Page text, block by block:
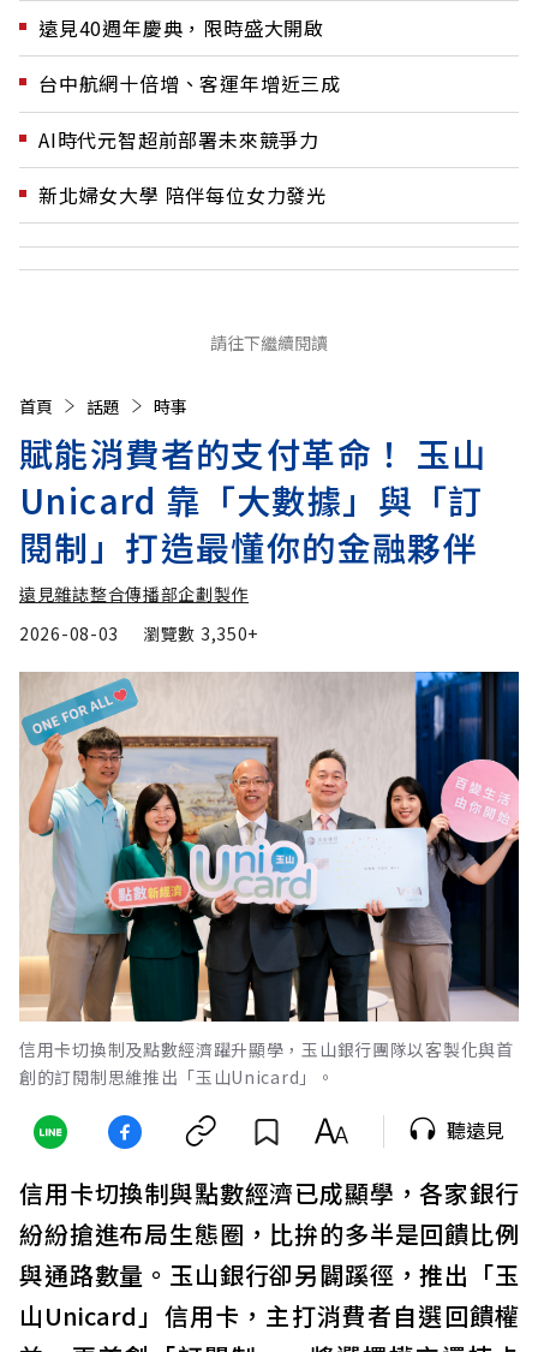
遠見40週年慶典，限時盛大開啟
台中航網十倍增、客運年增近三成
AI時代元智超前部署未來競爭力
新北婦女大學 陪伴每位女力發光
請往下繼續閱讀
首頁 話題 時事
賦能消費者的支付革命！ 玉山
Unicard 靠「大數據」與「訂
閱制」打造最懂你的金融夥伴
遠見雜誌整合傳播部企劃製作
2026-08-03
瀏覽數 3,350+
信用卡切換制及點數經濟躍升顯學，玉山銀行團隊以客製化與首
創的訂閱制思維推出「玉山Unicard」。
聽遠見
信用卡切換制與點數經濟已成顯學，各家銀行
紛紛搶進布局生態圈，比拚的多半是回饋比例
與通路數量。玉山銀行卻另闢蹊徑，推出「玉
山Unicard」信用卡，主打消費者自選回饋權